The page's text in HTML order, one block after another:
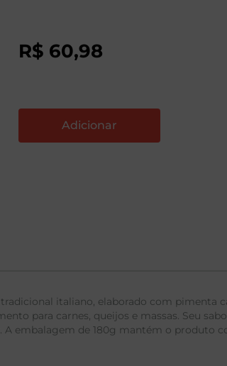
R$ 60,98
italiano, elaborado com pimenta
para carnes, queijos e massas. Seu
embalagem de 180g mantém o produto